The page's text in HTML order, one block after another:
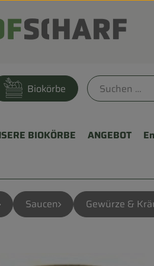
Biokörbe
BIOKÖRBE ANGEBOT
Saucen Gewürze &